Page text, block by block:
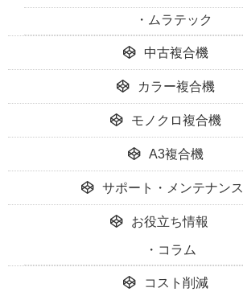
ムラテック
中古複合機
カラー複合機
モノクロ複合機
A3複合機
サポート・メンテナンス
お役立ち情報
コラム
コスト削減